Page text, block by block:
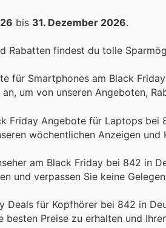
bis 31. Dezember 2026.
Rabatten findest du tolle
für Smartphones am Black
um von unseren Angeboten,
Friday Angebote für Laptops bei
wöchentlichen Anzeigen und
am Black Friday bei 842 in
und verpassen Sie keine
für Kopfhörer bei 842 in
Preise zu erhalten und